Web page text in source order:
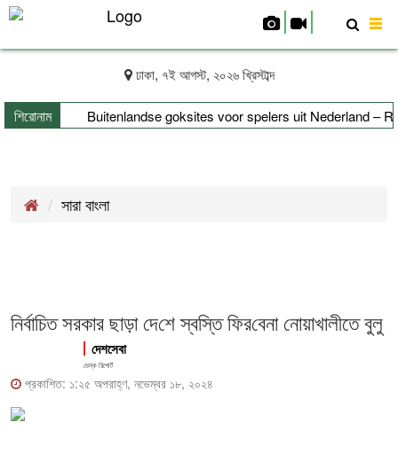
ঢাকা, ৭ই আগস্ট, ২০২৬ খ্রিস্টাব্দ
শিরোনাম Buitenlandse goksites voor spelers uit Nederland –
সারা বাংলা
নির্বা‌চিত সরকার ছাড়া দে‌শে স্ব‌স্তি ফির‌বেনা নোয়াখালীতে বুলু
দেশসেবা
ডেস্ক রিপোর্ট
প্রকাশিত: ১:২৫ অপরাহ্ণ, নভেম্বর ১৮, ২০২৪